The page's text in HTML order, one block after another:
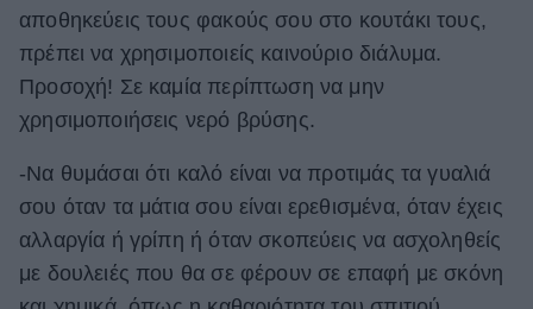
αποθηκεύεις τους φακούς σου στο κουτάκι τους,
πρέπει να χρησιμοποιείς καινούριο διάλυμα.
Προσοχή! Σε καμία περίπτωση να μην
χρησιμοποιήσεις νερό βρύσης.
-Να θυμάσαι ότι καλό είναι να προτιμάς τα γυαλιά
σου όταν τα μάτια σου είναι ερεθισμένα, όταν έχεις
αλλαργία ή γρίπη ή όταν σκοπεύεις να ασχοληθείς
με δουλειές που θα σε φέρουν σε επαφή με σκόνη